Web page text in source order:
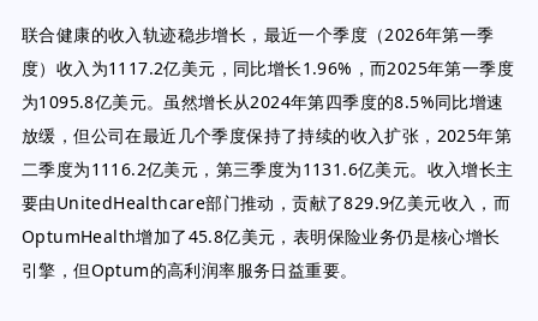
联合健康的收入轨迹稳步增长，最近一个季度（2026年第一季
度）收入为1117.2亿美元，同比增长1.96%，而2025年第一季度
为1095.8亿美元。虽然增长从2024年第四季度的8.5%同比增速
放缓，但公司在最近几个季度保持了持续的收入扩张，2025年第
二季度为1116.2亿美元，第三季度为1131.6亿美元。收入增长主
要由UnitedHealthcare部门推动，贡献了829.9亿美元收入，而
OptumHealth增加了45.8亿美元，表明保险业务仍是核心增长
引擎，但Optum的高利润率服务日益重要。